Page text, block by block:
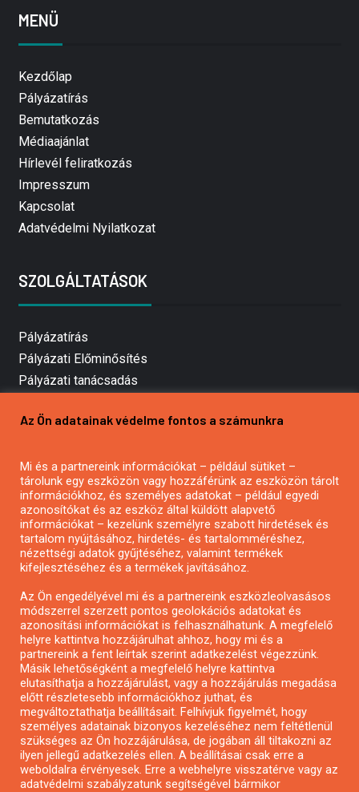
MENÜ
Kezdőlap
Pályázatírás
Bemutatkozás
Médiaajánlat
Hírlevél feliratkozás
Impresszum
Kapcsolat
Adatvédelmi Nyilatkozat
SZOLGÁLTATÁSOK
Pályázatírás
Pályázati Előminősítés
Pályázati tanácsadás
Mezőgazdasági pályázatírás
Pályázatírás civil szervezeteknek
Pályázatírás önkormányzatoknak
Pályázatfigyelés
Specifikus pályázatfigyelés vagy hírlevél
Pályázatok magánszemélyeknek
Pályázatok civil szervezeteknek
Pályázatok vállalkozásoknak
Önkormányzati pályázatok
Mezőgazdasági pályázatok
Falusi turizmus pályázatok
Napelem pályázatok
Az Ön adatainak védelme fontos a számunkra
Mi és a partnereink információkat – például sütiket –
tárolunk egy eszközön vagy hozzáférünk az eszközön tárolt
információkhoz, és személyes adatokat – például egyedi
azonosítókat és az eszköz által küldött alapvető
információkat – kezelünk személyre szabott hirdetések és
tartalom nyújtásához, hirdetés- és tartalomméréshez,
nézettségi adatok gyűjtéséhez, valamint termékek
kifejlesztéséhez és a termékek javításához.
Az Ön engedélyével mi és a partnereink eszközleolvasásos
módszerrel szerzett pontos geolokációs adatokat és
azonosítási információkat is felhasználhatunk. A megfelelő
helyre kattintva hozzájárulhat ahhoz, hogy mi és a
partnereink a fent leírtak szerint adatkezelést végezzünk.
Másik lehetőségként a megfelelő helyre kattintva
elutasíthatja a hozzájárulást, vagy a hozzájárulás megadása
előtt részletesebb információkhoz juthat, és
megváltoztathatja beállításait. Felhívjuk figyelmét, hogy
személyes adatainak bizonyos kezeléséhez nem feltétlenül
szükséges az Ön hozzájárulása, de jogában áll tiltakozni az
ilyen jellegű adatkezelés ellen. A beállításai csak erre a
weboldalra érvényesek. Erre a webhelyre visszatérve vagy az
adatvédelmi szabályzatunk segítségével bármikor